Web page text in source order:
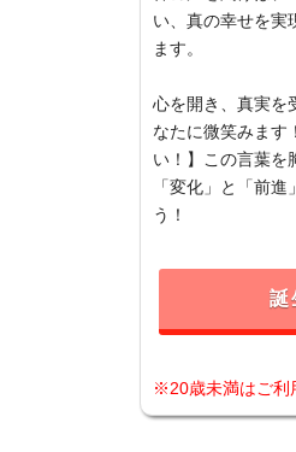
い、真の幸せを実
ます。
心を開き、真実を
なたに微笑みます
い！】この言葉を
「変化」と「前
う！
誕
※20歳未満はご利